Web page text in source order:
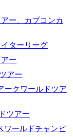
ー、カプコンカ
ターリーグ
ー
アー
ークワールドツア
ツアー
ワールドチャンピ